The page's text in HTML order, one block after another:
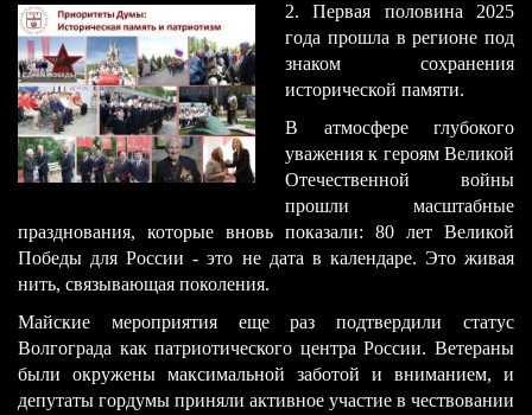
2. Первая половина 2025
года прошла в регионе под
знаком сохранения
исторической памяти.
В атмосфере глубокого
уважения к героям Великой
Отечественной войны
прошли масштабные
празднования, которые вновь показали: 80 лет Великой
Победы для России - это не дата в календаре. Это живая
нить, связывающая поколения.
Майские мероприятия еще раз подтвердили статус
Волгограда как патриотического центра России. Ветераны
были окружены максимальной заботой и вниманием, и
депутаты гордумы приняли активное участие в чествовании